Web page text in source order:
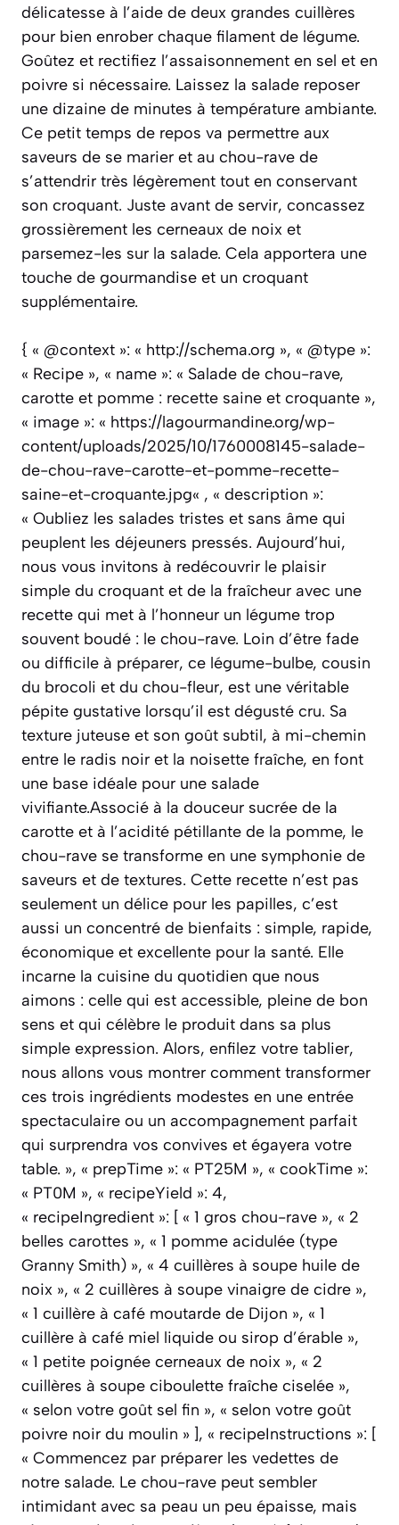
délicatesse à l’aide de deux grandes cuillères
pour bien enrober chaque filament de légume.
Goûtez et rectifiez l’assaisonnement en sel et en
poivre si nécessaire. Laissez la salade reposer
une dizaine de minutes à température ambiante.
Ce petit temps de repos va permettre aux
saveurs de se marier et au chou-rave de
s’attendrir très légèrement tout en conservant
son croquant. Juste avant de servir, concassez
grossièrement les cerneaux de noix et
parsemez-les sur la salade. Cela apportera une
touche de gourmandise et un croquant
supplémentaire.
{ « @context »: « http://schema.org », « @type »:
« Recipe », « name »: « Salade de chou-rave,
carotte et pomme : recette saine et croquante »,
« image »: « https://lagourmandine.org/wp-
content/uploads/2025/10/1760008145-salade-
de-chou-rave-carotte-et-pomme-recette-
saine-et-croquante.jpg« , « description »:
« Oubliez les salades tristes et sans âme qui
peuplent les déjeuners pressés. Aujourd’hui,
nous vous invitons à redécouvrir le plaisir
simple du croquant et de la fraîcheur avec une
recette qui met à l’honneur un légume trop
souvent boudé : le chou-rave. Loin d’être fade
ou difficile à préparer, ce légume-bulbe, cousin
du brocoli et du chou-fleur, est une véritable
pépite gustative lorsqu’il est dégusté cru. Sa
texture juteuse et son goût subtil, à mi-chemin
entre le radis noir et la noisette fraîche, en font
une base idéale pour une salade
vivifiante.Associé à la douceur sucrée de la
carotte et à l’acidité pétillante de la pomme, le
chou-rave se transforme en une symphonie de
saveurs et de textures. Cette recette n’est pas
seulement un délice pour les papilles, c’est
aussi un concentré de bienfaits : simple, rapide,
économique et excellente pour la santé. Elle
incarne la cuisine du quotidien que nous
aimons : celle qui est accessible, pleine de bon
sens et qui célèbre le produit dans sa plus
simple expression. Alors, enfilez votre tablier,
nous allons vous montrer comment transformer
ces trois ingrédients modestes en une entrée
spectaculaire ou un accompagnement parfait
qui surprendra vos convives et égayera votre
table. », « prepTime »: « PT25M », « cookTime »:
« PT0M », « recipeYield »: 4,
« recipeIngredient »: [ « 1 gros chou-rave », « 2
belles carottes », « 1 pomme acidulée (type
Granny Smith) », « 4 cuillères à soupe huile de
noix », « 2 cuillères à soupe vinaigre de cidre »,
« 1 cuillère à café moutarde de Dijon », « 1
cuillère à café miel liquide ou sirop d’érable »,
« 1 petite poignée cerneaux de noix », « 2
cuillères à soupe ciboulette fraîche ciselée »,
« selon votre goût sel fin », « selon votre goût
poivre noir du moulin » ], « recipeInstructions »: [
« Commencez par préparer les vedettes de
notre salade. Le chou-rave peut sembler
intimidant avec sa peau un peu épaisse, mais